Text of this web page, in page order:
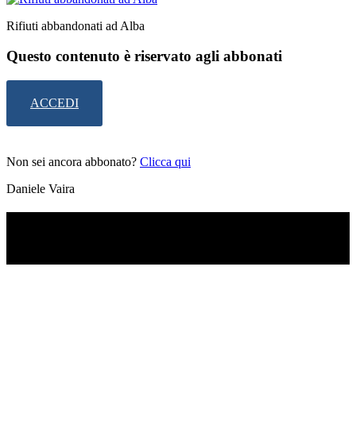
Rifiuti abbandonati ad Alba
Questo contenuto è riservato agli abbonati
ACCEDI
Non sei ancora abbonato? Clicca qui
Daniele Vaira